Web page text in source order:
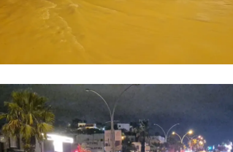
Mardin
Muğla
Muş